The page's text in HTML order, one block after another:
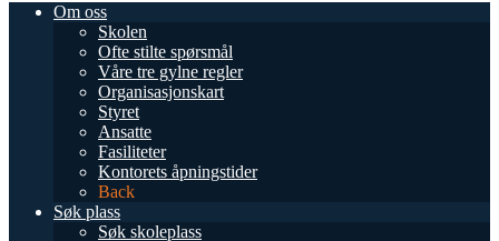
Om oss
Skolen
Ofte stilte spørsmål
Våre tre gylne regler
Organisasjonskart
Styret
Ansatte
Fasiliteter
Kontorets åpningstider
Back
Søk plass
Søk skoleplass